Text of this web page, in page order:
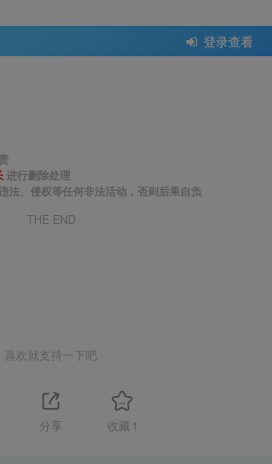
登录查看
进行删除处理
法、侵权等任何非法活动，否则后果自负
THE END
喜欢就支持一下吧
分享 收藏 1